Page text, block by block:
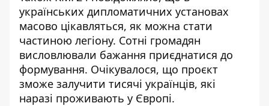
українських дипломатичних установах
масово цікавляться, як можна стати
частиною легіону. Сотні громадян
висловлювали бажання приєднатися до
формування. Очікувалося, що проєкт
зможе залучити тисячі українців, які
наразі проживають у Європі.